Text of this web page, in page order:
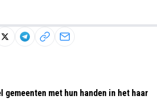
met hun handen in het haar